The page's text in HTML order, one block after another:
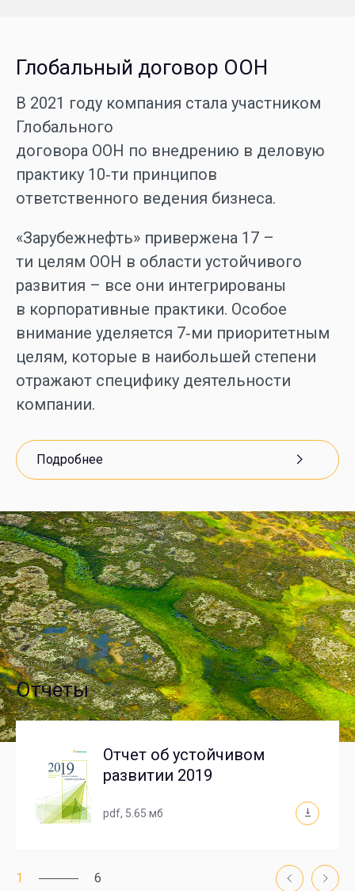
Глобальный договор ООН
В 2021 году компания стала участником
Глобального
договора ООН по внедрению в деловую
практику 10‑ти принципов
ответственного ведения бизнеса.
«Зарубежнефть» привержена 17 –
ти целям ООН в области устойчивого
развития – все они интегрированы
в корпоративные практики. Особое
внимание уделяется 7‑ми приоритетным
целям, которые в наибольшей степени
отражают специфику деятельности
компании.
Подробнее
Отчеты
Отчет об устойчивом
развитии 2019
pdf, 5.65 мб
1 6